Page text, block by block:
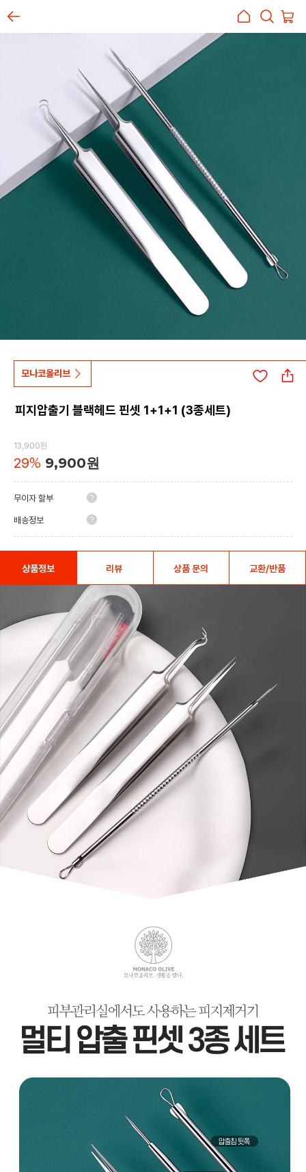
모나코올리브
피지압출기 블랙헤드 핀셋 1+1+1 (3종세트)
13,900원
29% 9,900원
무이자 할부
배송정보
상품정보 리뷰 상품 문의 교환/반품